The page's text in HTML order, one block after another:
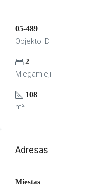
05-489
Objekto ID
2
Miegamieji
108
m²
Adresas
Miestas